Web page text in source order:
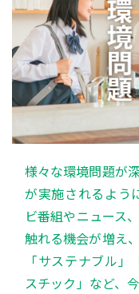
様々な環境問題が
が実施されるよう
ビ番組やニュース
触れる機会が増え
「サステナブル
スチック」など、